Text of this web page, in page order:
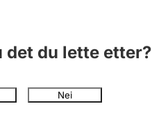
det du lette etter?
Nei